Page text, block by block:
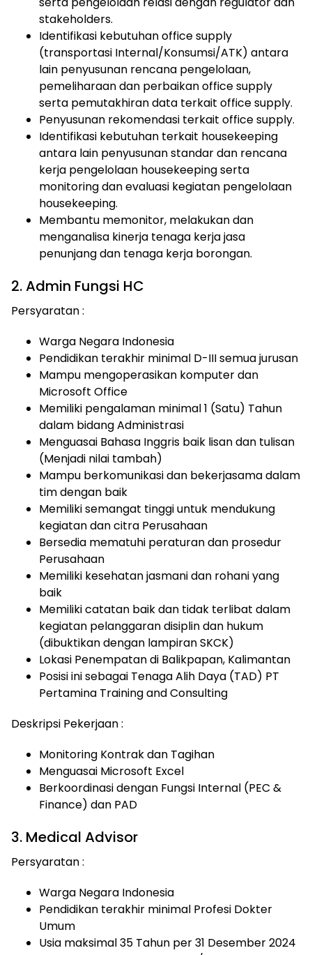
stakeholders.
Identifikasi kebutuhan office supply
(transportasi Internal/Konsumsi/ATK) antara
lain penyusunan rencana pengelolaan,
pemeliharaan dan perbaikan office supply
serta pemutakhiran data terkait office supply.
Penyusunan rekomendasi terkait office supply.
Identifikasi kebutuhan terkait housekeeping
antara lain penyusunan standar dan rencana
kerja pengelolaan housekeeping serta
monitoring dan evaluasi kegiatan pengelolaan
housekeeping.
Membantu memonitor, melakukan dan
menganalisa kinerja tenaga kerja jasa
penunjang dan tenaga kerja borongan.
2. Admin Fungsi HC
Persyaratan :
Warga Negara Indonesia
Pendidikan terakhir minimal D-III semua jurusan
Mampu mengoperasikan komputer dan
Microsoft Office
Memiliki pengalaman minimal 1 (Satu) Tahun
dalam bidang Administrasi
Menguasai Bahasa Inggris baik lisan dan tulisan
(Menjadi nilai tambah)
Mampu berkomunikasi dan bekerjasama dalam
tim dengan baik
Memiliki semangat tinggi untuk mendukung
kegiatan dan citra Perusahaan
Bersedia mematuhi peraturan dan prosedur
Perusahaan
Memiliki kesehatan jasmani dan rohani yang
baik
Memiliki catatan baik dan tidak terlibat dalam
kegiatan pelanggaran disiplin dan hukum
(dibuktikan dengan lampiran SKCK)
Lokasi Penempatan di Balikpapan, Kalimantan
Posisi ini sebagai Tenaga Alih Daya (TAD) PT
Pertamina Training and Consulting
Deskripsi Pekerjaan :
Monitoring Kontrak dan Tagihan
Menguasai Microsoft Excel
Berkoordinasi dengan Fungsi Internal (PEC &
Finance) dan PAD
3. Medical Advisor
Persyaratan :
Warga Negara Indonesia
Pendidikan terakhir minimal Profesi Dokter
Umum
Usia maksimal 35 Tahun per 31 Desember 2024